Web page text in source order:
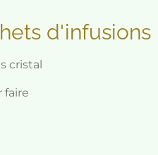
d'infusions
cristal
faire